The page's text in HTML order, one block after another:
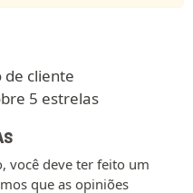
cliente
5 estrelas
você deve ter feito um
que as opiniões